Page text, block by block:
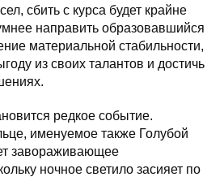
сбить с курса будет крайне
направить образовавшийся
материальной стабильности,
из своих талантов и достичь
редкое событие.
именуемое также Голубой
завораживающее
ночное светило засияет по